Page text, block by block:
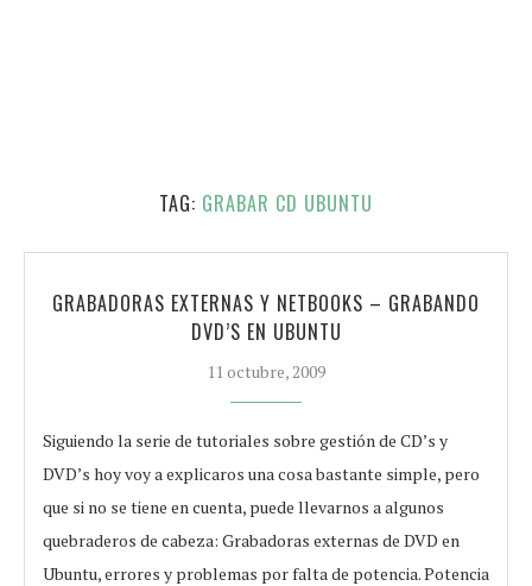
TAG: GRABAR CD UBUNTU
GRABADORAS EXTERNAS Y NETBOOKS – GRABANDO
DVD’S EN UBUNTU
11 octubre, 2009
Siguiendo la serie de tutoriales sobre gestión de CD’s y
DVD’s hoy voy a explicaros una cosa bastante simple, pero
que si no se tiene en cuenta, puede llevarnos a algunos
quebraderos de cabeza: Grabadoras externas de DVD en
Ubuntu, errores y problemas por falta de potencia. Potencia